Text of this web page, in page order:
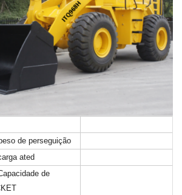
de perseguição
ated
de